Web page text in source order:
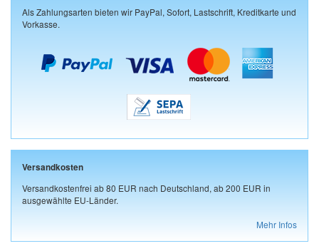
Als Zahlungsarten bieten wir PayPal, Sofort, Lastschrift, Kreditkarte und
Vorkasse.
Versandkosten
Versandkostenfrei ab 80 EUR nach Deutschland, ab 200 EUR in
ausgewählte EU-Länder.
Mehr Infos